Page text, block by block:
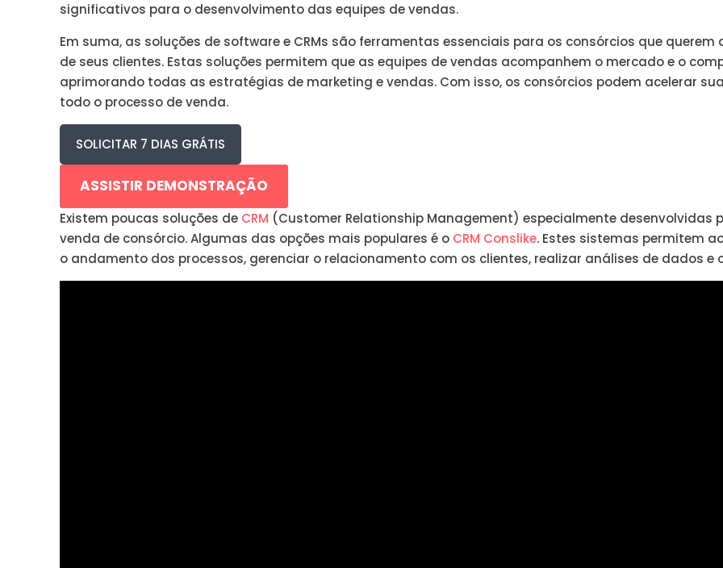
significativos para o desenvolvimento das equipes de vendas.
Em suma, as soluções de software e CRMs são ferramentas essenciais para os consórcios que
de seus clientes. Estas soluções permitem que as equipes de vendas acompanhem o mercado e o
aprimorando todas as estratégias de marketing e vendas. Com isso, os consórcios podem acelerar
todo o processo de venda.
SOLICITAR 7 DIAS GRÁTIS
ASSISTIR DEMONSTRAÇÃO
Existem poucas soluções de CRM (Customer Relationship Management) especialmente
venda de consórcio. Algumas das opções mais populares é o CRM Conslike. Estes sistemas permitem
o andamento dos processos, gerenciar o relacionamento com os clientes, realizar análises de dados